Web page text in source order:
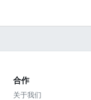
合作
关于我们